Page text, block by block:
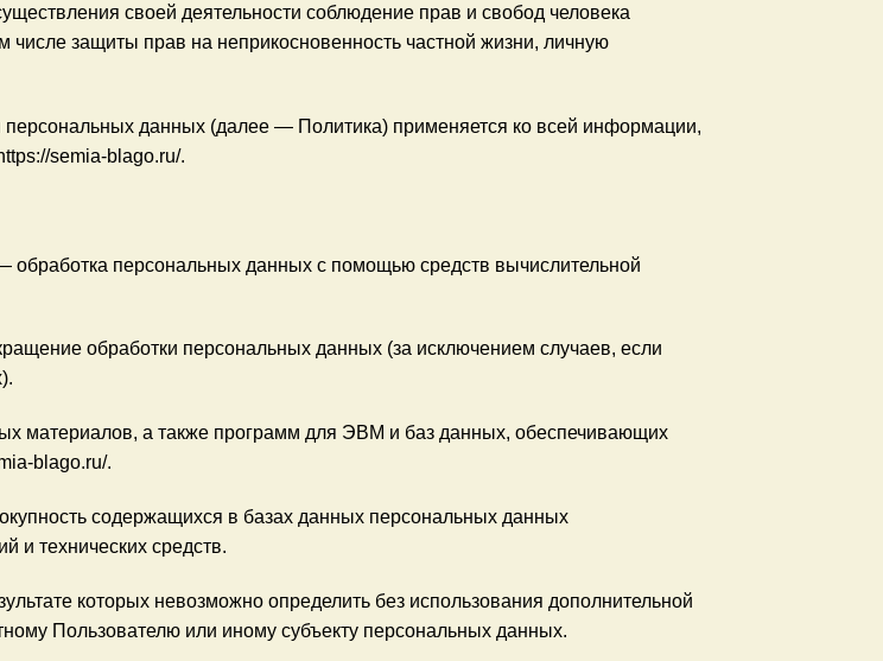
своей деятельности соблюдение прав и свобод человека
защиты прав на неприкосновенность частной жизни, личную
данных (далее — Политика) применяется ко всей информации,
semia-blago.ru/.
персональных данных с помощью средств вычислительной
обработки персональных данных (за исключением случаев, если
материалов, а также программ для ЭВМ и баз данных, обеспечивающих
blago.ru/.
содержащихся в базах данных персональных данных
и технических средств.
которых невозможно определить без использования дополнительной
Пользователю или иному субъекту персональных данных.